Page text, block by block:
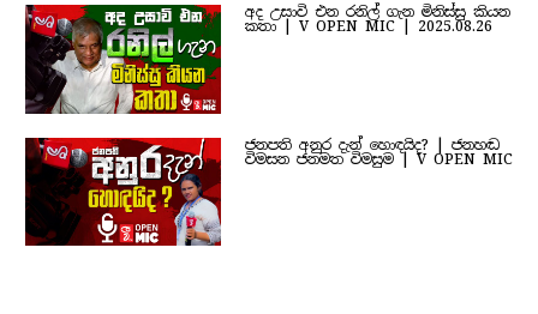
අද උසාවි එන රනිල් ගැන මිනිස්සු කියන
කතා | V OPEN MIC | 2025.08.26
ජනපති අනුර දැන් හොඳයිද? | ජනහඬ
විමසන ජනමත විමසුම | V OPEN MIC